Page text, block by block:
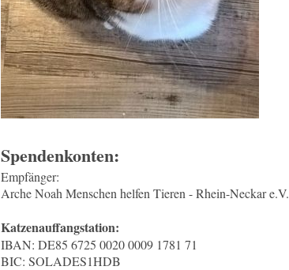
Spendenkonten:
Empfänger:
Arche Noah Menschen helfen Tieren - Rhein-Neckar e.V.
Katzenauffangstation:
IBAN: DE85 6725 0020 0009 1781 71
BIC: SOLADES1HDB